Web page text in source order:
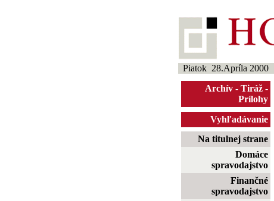
Piatok 28.Apríla 2000
Archív - Tiráž -
Prílohy
Vyhľadávanie
Na titulnej strane
Domáce
spravodajstvo
Finančné
spravodajstvo